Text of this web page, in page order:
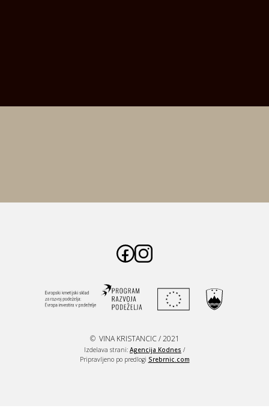
© VINA KRISTANCIC / 2021
Izdelava strani: Agencija Kodnes /
Pripravljeno po predlogi Srebrnic.com